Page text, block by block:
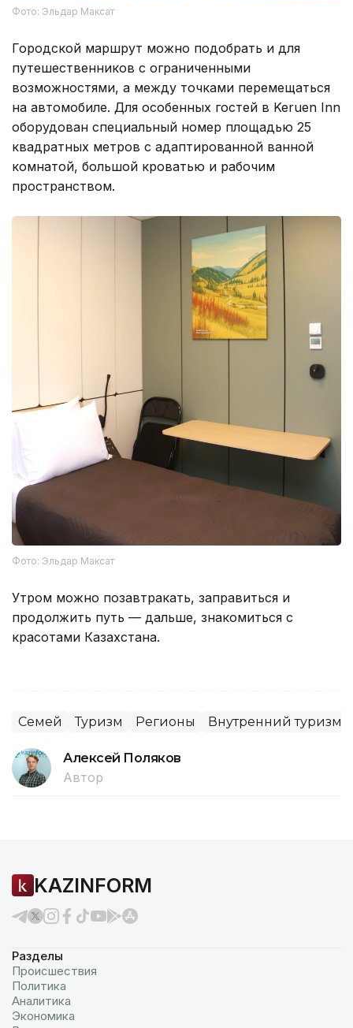
Фото: Эльдар Максат
Городской маршрут можно подобрать и для
путешественников с ограниченными
возможностями, а между точками перемещаться
на автомобиле. Для особенных гостей в Keruen Inn
оборудован специальный номер площадью 25
квадратных метров с адаптированной ванной
комнатой, большой кроватью и рабочим
пространством.
Фото: Эльдар Максат
Утром можно позавтракать, заправиться и
продолжить путь — дальше, знакомиться с
красотами Казахстана.
Семей Туризм Регионы Внутренний туризм
Алексей Поляков
Автор
KAZINFORM
Разделы
Происшествия
Политика
Аналитика
Экономика